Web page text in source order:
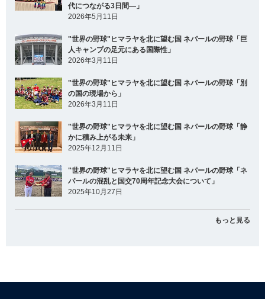
代につながる3日間―」
2026年5月11日
"世界の野球"ヒマラヤを北に望む国 ネパールの野球「巨
人キャンプの足元にある国際性」
2026年3月11日
"世界の野球"ヒマラヤを北に望む国 ネパールの野球「別
の国の現場から」
2026年3月11日
"世界の野球"ヒマラヤを北に望む国 ネパールの野球「静
かに積み上がる未来」
2025年12月11日
"世界の野球"ヒマラヤを北に望む国 ネパールの野球「ネ
パールの混乱と国交70周年記念大会について」
2025年10月27日
もっと見る